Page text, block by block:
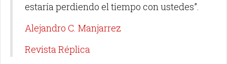
estaría perdiendo el tiempo con ustedes”.
Alejandro C. Manjarrez
Revista Réplica